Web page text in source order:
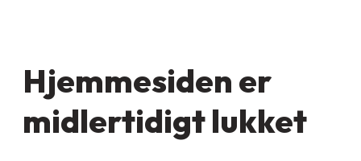
Hjemmesiden er
midlertidigt lukket